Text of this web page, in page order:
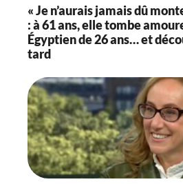
« Je n’aurais jamais dû
: à 61 ans, elle tombe
Égyptien de 26 ans… et
tard